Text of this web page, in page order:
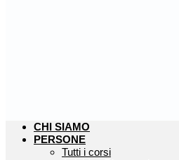
CHI SIAMO
PERSONE
Tutti i corsi